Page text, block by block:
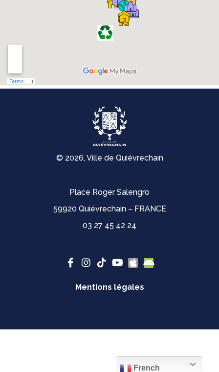
© 2026, Ville de Quiévrechain
Place Roger Salengro
59920 Quiévrechain – FRANCE
03 27 45 42 24
Mentions légales
French